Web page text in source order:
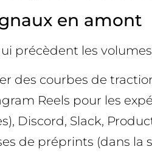
en amont
précèdent les
des courbes de
Reels pour les
Discord, Slack,
de préprints (dans